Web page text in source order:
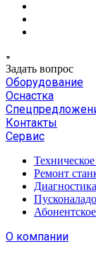
Задать вопрос
Оборудование
Оснастка
Контакты
Сервис
Ремонт
О компании